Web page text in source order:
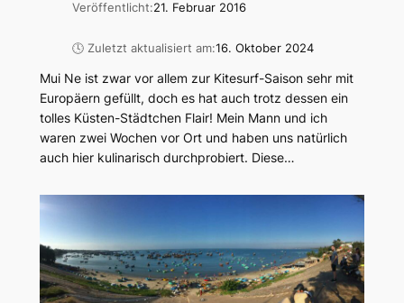
Veröffentlicht:21. Februar 2016
🕓 Zuletzt aktualisiert am:16. Oktober 2024
Mui Ne ist zwar vor allem zur Kitesurf-Saison sehr mit
Europäern gefüllt, doch es hat auch trotz dessen ein
tolles Küsten-Städtchen Flair! Mein Mann und ich
waren zwei Wochen vor Ort und haben uns natürlich
auch hier kulinarisch durchprobiert. Diese…